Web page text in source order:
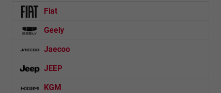
Fiat
Geely
Jaecoo
JEEP
KGM